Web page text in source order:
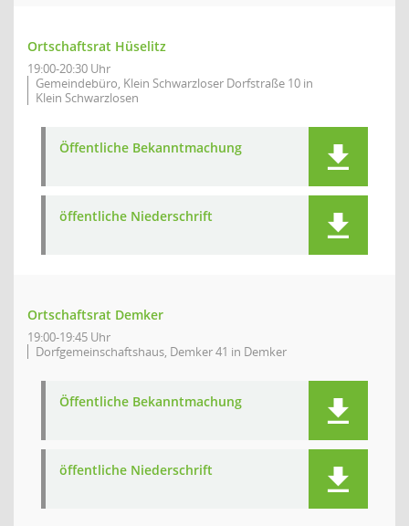
Ortschaftsrat Hüselitz
19:00-20:30 Uhr
Gemeindebüro, Klein Schwarzloser Dorfstraße 10 in
Klein Schwarzlosen
Öffentliche Bekanntmachung
öffentliche Niederschrift
Ortschaftsrat Demker
19:00-19:45 Uhr
Dorfgemeinschaftshaus, Demker 41 in Demker
Öffentliche Bekanntmachung
öffentliche Niederschrift